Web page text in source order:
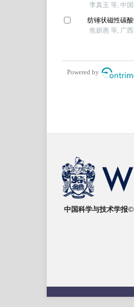
李真玉 等, 中
纺锤状磁性碳
焦妍惠 等, 广
Powered by
中国科学与技术学报©